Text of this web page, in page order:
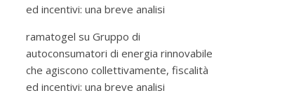
ed incentivi: una breve analisi
ramatogel su Gruppo di
autoconsumatori di energia rinnovabile
che agiscono collettivamente, fiscalità
ed incentivi: una breve analisi